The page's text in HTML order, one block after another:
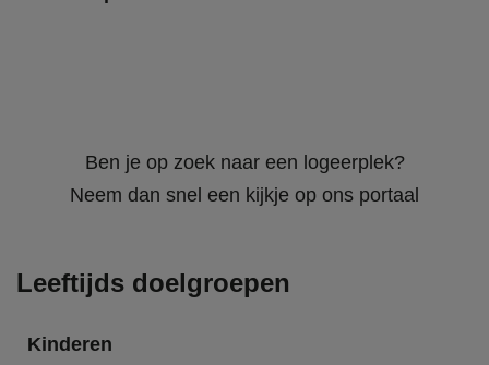
Ben je op zoek naar een logeerplek?
Neem dan snel een kijkje op ons portaal
Leeftijds doelgroepen
Kinderen